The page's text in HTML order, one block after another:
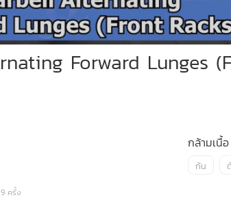
Forward Lunges
กล้ามเนื้อ
ก้น
ครั้ง